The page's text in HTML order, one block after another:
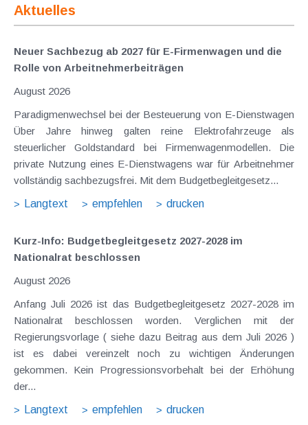
Aktuelles
Neuer Sachbezug ab 2027 für E-Firmenwagen und die
Rolle von Arbeitnehmer​­beiträgen
August 2026
Paradigmenwechsel bei der Besteuerung von E-Dienstwagen
Über Jahre hinweg galten reine Elektrofahrzeuge als
steuerlicher Goldstandard bei Firmenwagenmodellen. Die
private Nutzung eines E-Dienstwagens war für Arbeitnehmer
vollständig sachbezugsfrei. Mit dem Budgetbegleitgesetz...
Langtext
empfehlen drucken
Kurz-Info: Budgetbegleitgesetz 2027-2028 im
Nationalrat beschlossen
August 2026
Anfang Juli 2026 ist das Budgetbegleitgesetz 2027-2028 im
Nationalrat beschlossen worden. Verglichen mit der
Regierungsvorlage ( siehe dazu Beitrag aus dem Juli 2026 )
ist es dabei vereinzelt noch zu wichtigen Änderungen
gekommen. Kein Progressionsvorbehalt bei der Erhöhung
der...
Langtext
empfehlen drucken